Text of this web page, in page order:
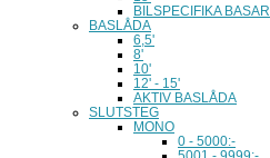
BILSPECIFIKA BASAR
BASLÅDA
6,5'
8'
10'
12' - 15'
AKTIV BASLÅDA
SLUTSTEG
MONO
0 - 5000:-